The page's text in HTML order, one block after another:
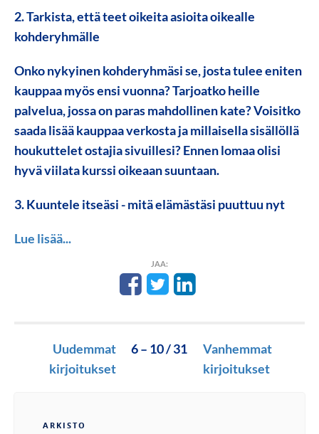
2. Tarkista, että teet oikeita asioita oikealle
kohderyhmälle
Onko nykyinen kohderyhmäsi se, josta tulee eniten
kauppaa myös ensi vuonna? Tarjoatko heille
palvelua, jossa on paras mahdollinen kate? Voisitko
saada lisää kauppaa verkosta ja millaisella sisällöllä
houkuttelet ostajia sivuillesi? Ennen lomaa olisi
hyvä viilata kurssi oikeaan suuntaan.
3. Kuuntele itseäsi - mitä elämästäsi puuttuu nyt
Lue lisää...
JAA:
Uudemmat
kirjoitukset
6 – 10 / 31
Vanhemmat
kirjoitukset
ARKISTO